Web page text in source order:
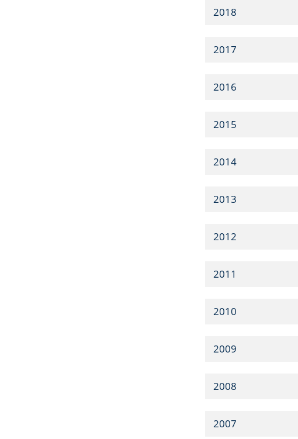
2018
2017
2016
2015
2014
2013
2012
2011
2010
2009
2008
2007